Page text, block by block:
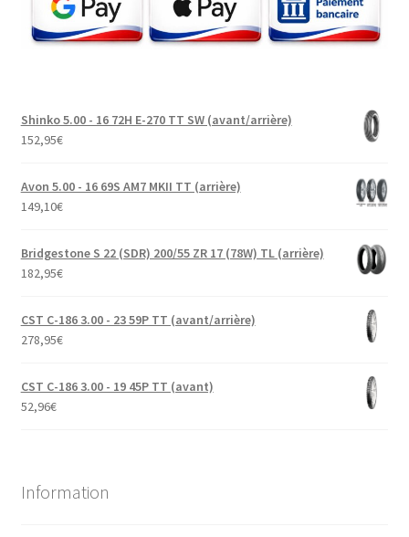
Shinko 5.00 - 16 72H E-270 TT SW (avant/arrière)
152,95€
Avon 5.00 - 16 69S AM7 MKII TT (arrière)
149,10€
Bridgestone S 22 (SDR) 200/55 ZR 17 (78W) TL (arrière)
182,95€
CST C-186 3.00 - 23 59P TT (avant/arrière)
278,95€
CST C-186 3.00 - 19 45P TT (avant)
52,96€
Information